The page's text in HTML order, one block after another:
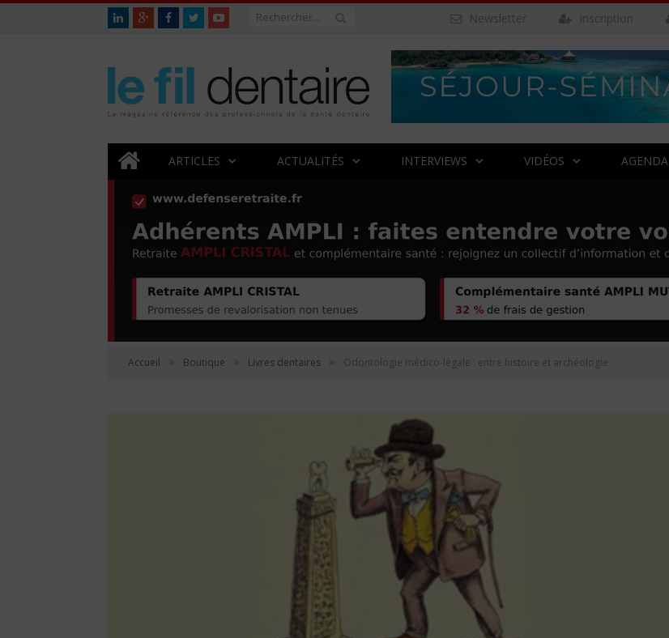
Inscription
Newsletter
ARTICLES ACTUALITÉS INTERVIEWS VIDÉOS AGENDA
Accueil » Boutique » Livres dentaires » Odontologie médico-légale : entre histoire et archéologie